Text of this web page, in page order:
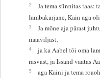
2
Ja tema sünnitas taas:
lambakarjane, Kain aga
3
Ja mõne aja pärast
maaviljast,
4
ja ka Aabel tõi oma
rasvast, ja Issand vaatas
5
aga Kaini ja tema